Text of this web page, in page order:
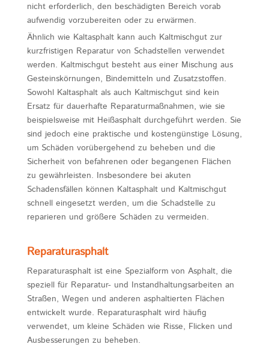
nicht erforderlich, den beschädigten Bereich vorab
aufwendig vorzubereiten oder zu erwärmen.
Ähnlich wie Kaltasphalt kann auch Kaltmischgut zur
kurzfristigen Reparatur von Schadstellen verwendet
werden. Kaltmischgut besteht aus einer Mischung aus
Gesteinskörnungen, Bindemitteln und Zusatzstoffen.
Sowohl Kaltasphalt als auch Kaltmischgut sind kein
Ersatz für dauerhafte Reparaturmaßnahmen, wie sie
beispielsweise mit Heißasphalt durchgeführt werden. Sie
sind jedoch eine praktische und kostengünstige Lösung,
um Schäden vorübergehend zu beheben und die
Sicherheit von befahrenen oder begangenen Flächen
zu gewährleisten. Insbesondere bei akuten
Schadensfällen können Kaltasphalt und Kaltmischgut
schnell eingesetzt werden, um die Schadstelle zu
reparieren und größere Schäden zu vermeiden.
Reparaturasphalt
Reparaturasphalt ist eine Spezialform von Asphalt, die
speziell für Reparatur- und Instandhaltungsarbeiten an
Straßen, Wegen und anderen asphaltierten Flächen
entwickelt wurde. Reparaturasphalt wird häufig
verwendet, um kleine Schäden wie Risse, Flicken und
Ausbesserungen zu beheben.